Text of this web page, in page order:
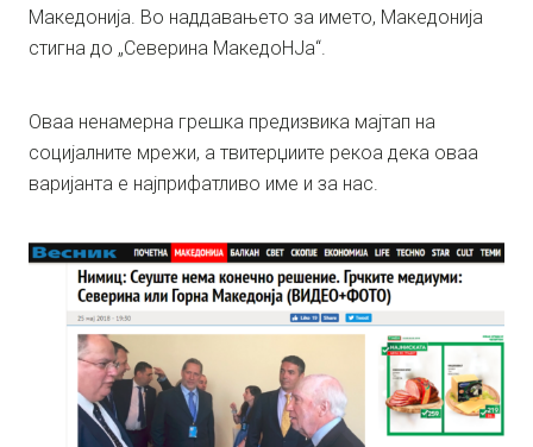
Македонија. Во наддавањето за името, Македонија
стигна до „Северина МакедоНЈа“.
Оваа ненамерна грешка предизвика мајтап на
социјалните мрежи, а твитерџиите рекоа дека оваа
варијанта е најприфатливо име и за нас.